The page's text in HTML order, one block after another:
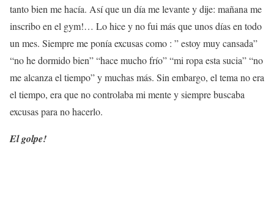
tanto bien me hacía. Así que un día me levante y dije: mañana me
inscribo en el gym!… Lo hice y no fui más que unos días en todo
un mes. Siempre me ponía excusas como : ” estoy muy cansada”
“no he dormido bien” “hace mucho frío” “mi ropa esta sucia” “no
me alcanza el tiempo” y muchas más. Sin embargo, el tema no era
el tiempo, era que no controlaba mi mente y siempre buscaba
excusas para no hacerlo.
El golpe!